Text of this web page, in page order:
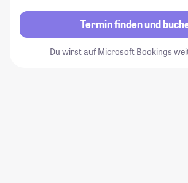
Termin finden und
Du wirst auf Microsoft Bookings